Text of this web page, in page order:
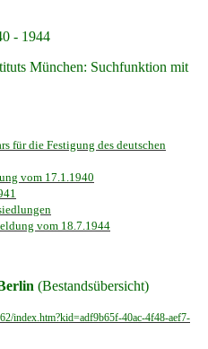
- 1944
München: Suchfunktion mit
für die Festigung des deutschen
vom 17.1.1940
vom 18.7.1944
(Bestandsübersicht)
index.htm?kid=adf9b65f-40ac-4f48-aef7-